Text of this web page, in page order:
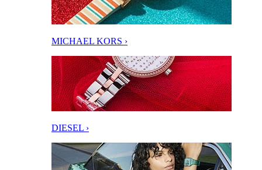
MICHAEL KORS ›
DIESEL ›